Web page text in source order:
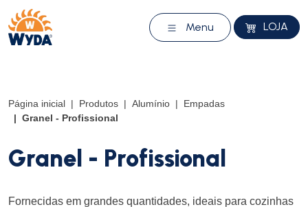
Menu LOJA
Página inicial Produtos Alumínio
Empadas
Granel - Profissional
Granel - Profissional
Fornecidas em grandes quantidades, ideais para cozinhas